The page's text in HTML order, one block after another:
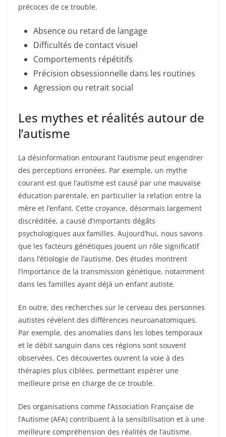
précoces de ce trouble.
Absence ou retard de langage
Difficultés de contact visuel
Comportements répétitifs
Précision obsessionnelle dans les routines
Agression ou retrait social
Les mythes et réalités autour de
l’autisme
La désinformation entourant l’autisme peut engendrer
des perceptions erronées. Par exemple, un mythe
courant est que l’autisme est causé par une mauvaise
éducation parentale, en particulier la relation entre la
mère et l’enfant. Cette croyance, désormais largement
discréditée, a causé d’importants dégâts
psychologiques aux familles. Aujourd’hui, nous savons
que les facteurs génétiques jouent un rôle significatif
dans l’étiologie de l’autisme. Des études montrent
l’importance de la transmission génétique, notamment
dans les familles ayant déjà un enfant autiste.
En outre, des recherches sur le cerveau des personnes
autistes révèlent des différences neuroanatomiques.
Par exemple, des anomalies dans les lobes temporaux
et le débit sanguin dans ces régions sont souvent
observées. Ces découvertes ouvrent la voie à des
thérapies plus ciblées, permettant espérer une
meilleure prise en charge de ce trouble.
Des organisations comme l’Association Française de
l’Autisme (AFA) contribuent à la sensibilisation et à une
meilleure compréhension des réalités de l’autisme.